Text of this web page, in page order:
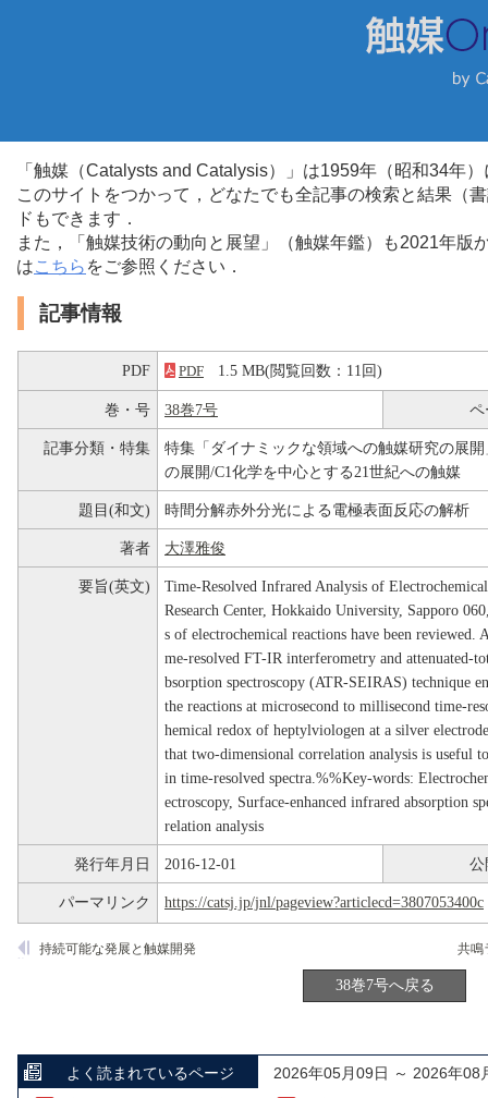
「触媒（Catalysts and Catalysis）」は1959年（昭和34年
このサイトをつかって，どなたでも全記事の検索と結果（
ドもできます．
また，「触媒技術の動向と展望」（触媒年鑑）も2021年
はこちら をご参照ください．
記事情報
PDF PDF 1.5 MB(閲覧回数：11回)
巻・号 38巻7号 ペ
記事分類・特集
特集「ダイナミックな領域への触媒研究の展
の展開/C1化学を中心とする21世紀への触媒
題目(和文) 時間分解赤外分光による電極表面反応の解析
著者 大澤雅俊
要旨(英文)
Time-Resolved Infrared Analysis of
Research Center, Hokkaido University, Sapporo
s of electrochemical reactions have been
me-resolved FT-IR interferometry and attenuated-
bsorption spectroscopy (ATR-SEIRAS) technique
the reactions at microsecond to millisecond time-
hemical redox of heptylviologen at a silver
that two-dimensional correlation analysis is useful
in time-resolved spectra.%%Key-words:
ectroscopy, Surface-enhanced infrared absorption
relation analysis
発行年月日 2016-12-01 公
パーマリンク https://catsj.jp/jnl/pageview?articlecd=3807053400c
持続可能な発展と触媒開発
38巻7号へ戻る
よく読まれているページ 2026年05月09日 ～ 2026年08